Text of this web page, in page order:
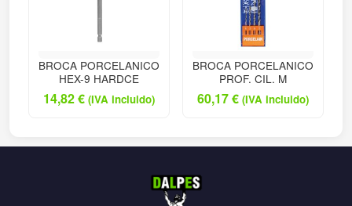
BROCA PORCELANICO
HEX-9 HARDCE
14,82€ (IVA incluido)
BROCA PORCELANICO
PROF. CIL. M
60,17€ (IVA incluido)